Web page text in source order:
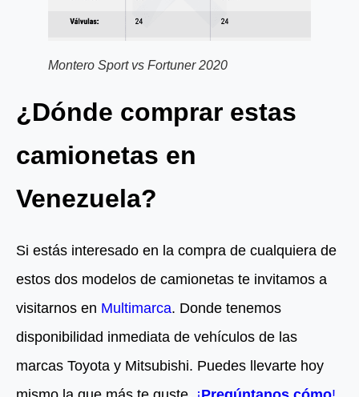
Montero Sport vs Fortuner 2020
¿Dónde comprar estas
camionetas en
Venezuela?
Si estás interesado en la compra de cualquiera de
estos dos modelos de camionetas te invitamos a
visitarnos en Multimarca. Donde tenemos
disponibilidad inmediata de vehículos de las
marcas Toyota y Mitsubishi. Puedes llevarte hoy